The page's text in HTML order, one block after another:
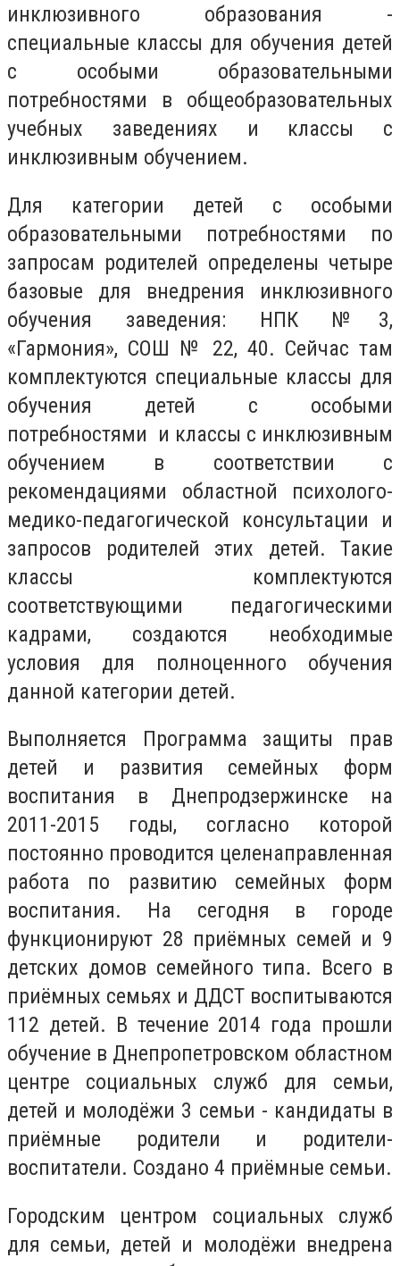
инклюзивного образования -
специальные классы для обучения детей
с особыми образовательными
потребностями в общеобразовательных
учебных заведениях и классы с
инклюзивным обучением.
Для категории детей с особыми
образовательными потребностями по
запросам родителей определены четыре
базовые для внедрения инклюзивного
обучения заведения: НПК №3,
«Гармония», СОШ № 22, 40. Сейчас там
комплектуются специальные классы для
обучения детей с особыми
потребностями и классы с инклюзивным
обучением в соответствии с
рекомендациями областной психолого-
медико-педагогической консультации и
запросов родителей этих детей. Такие
классы комплектуются
соответствующими педагогическими
кадрами, создаются необходимые
условия для полноценного обучения
данной категории детей.
Выполняется Программа защиты прав
детей и развития семейных форм
воспитания в Днепродзержинске на
2011-2015 годы, согласно которой
постоянно проводится целенаправленная
работа по развитию семейных форм
воспитания. На сегодня в городе
функционируют 28 приёмных семей и 9
детских домов семейного типа. Всего в
приёмных семьях и ДДСТ воспитываются
112 детей. В течение 2014 года прошли
обучение в Днепропетровском областном
центре социальных служб для семьи,
детей и молодёжи 3 семьи - кандидаты в
приёмные родители и родители-
воспитатели. Создано 4 приёмные семьи.
Городским центром социальных служб
для семьи, детей и молодёжи внедрена